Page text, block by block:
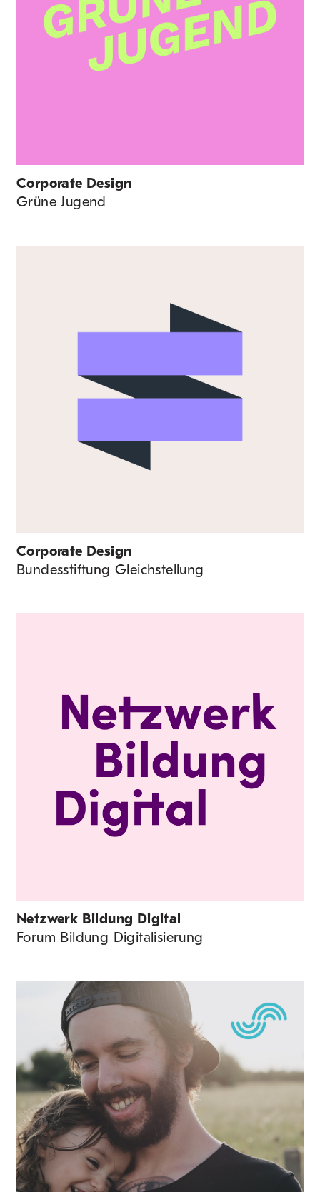
Corporate Design
Grüne Jugend
Corporate Design
Bundesstiftung Gleichstellung
Netzwerk Bildung Digital
Forum Bildung Digitalisierung